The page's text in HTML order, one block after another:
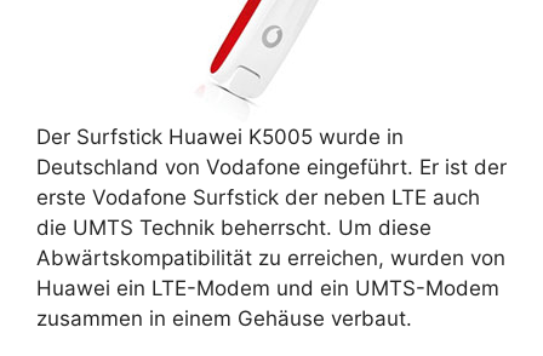
Der Surfstick Huawei K5005 wurde in
Deutschland von Vodafone eingeführt. Er ist der
erste Vodafone Surfstick der neben LTE auch
die UMTS Technik beherrscht. Um diese
Abwärtskompatibilität zu erreichen, wurden von
Huawei ein LTE-Modem und ein UMTS-Modem
zusammen in einem Gehäuse verbaut.